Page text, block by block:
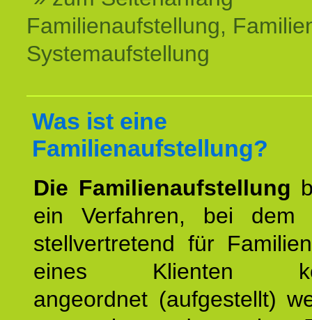
Familienaufstellung,
Systemaufstellung
Was ist eine
Familienaufstellung?
Die Familienaufstellung
ein Verfahren, bei dem
stellvertretend für
eines Klienten
angeordnet (aufgestellt)